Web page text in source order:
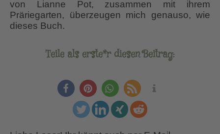
von Lianne Pot, zusammen mit ihrem
Präriegarten, überzeugen mich genauso, wie
dieses Buch.
Teile als erste*r diesen Beitrag: